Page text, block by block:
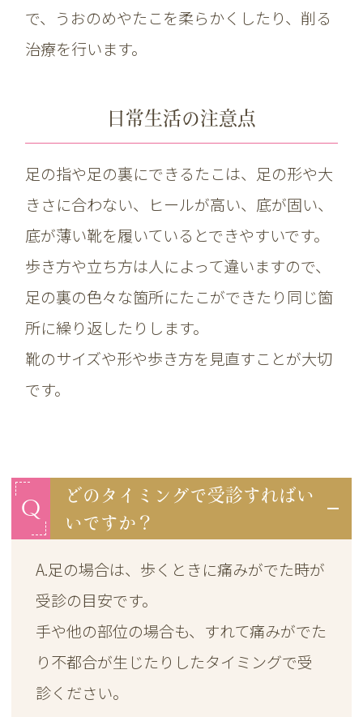
で、うおのめやたこを柔らかくしたり、削る
治療を行います。
日常生活の注意点
足の指や足の裏にできるたこは、足の形や大
きさに合わない、ヒールが高い、底が固い、
底が薄い靴を履いているとできやすいです。
歩き方や立ち方は人によって違いますので、
足の裏の色々な箇所にたこができたり同じ箇
所に繰り返したりします。
靴のサイズや形や歩き方を見直すことが大切
です。
Q
どのタイミングで受診すればい
いですか？
A.足の場合は、歩くときに痛みがでた時が
受診の目安です。
手や他の部位の場合も、すれて痛みがでた
り不都合が生じたりしたタイミングで受
診ください。